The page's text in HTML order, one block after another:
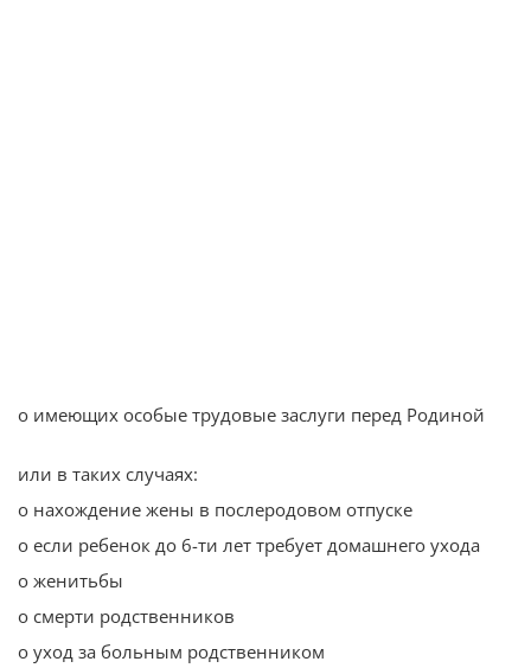
o имеющих особые трудовые заслуги перед Родиной
или в таких случаях:
o нахождение жены в послеродовом отпуске
o если ребенок до 6-ти лет требует домашнего ухода
o женитьбы
o смерти родственников
o уход за больным родственником